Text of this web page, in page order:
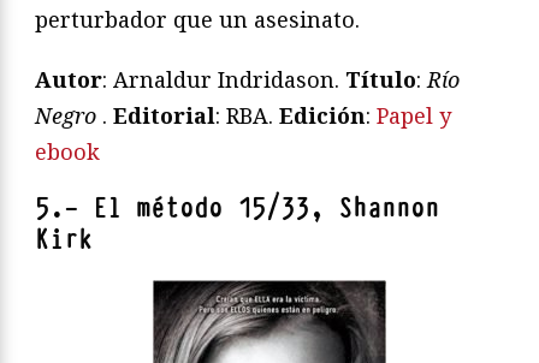
perturbador que un asesinato.
Autor: Arnaldur Indridason. Título:Río
Negro . Editorial: RBA. Edición: Papel y
ebook
5.- El método 15/33, Shannon
Kirk